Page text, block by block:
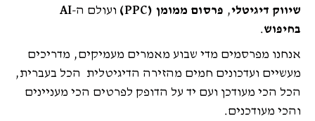
קידום אתרים בגוגל(71)
קידום אתרים מחיר(52)
קמפיינים בדיגיטל(30)
שיווק דיגיטלי לעסקים B2B(13)
שיווק דיגיטלי, פרסום ממומן (PPC) ועולם ה-AI
בחיפוש.
אנחנו מפרסמים מדי שבוע מאמרים מעמיקים, מדריכים
מעשיים ועדכונים חמים מהזירה הדיגיטלית הכל בעברית,
הכל הכי מעודכן ועם יד על הדופק לפרטים הכי מעניינים
והכי מעודכנים.